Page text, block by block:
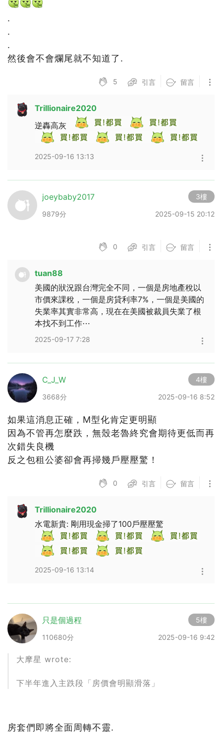
.
.
.
然後會不會爛尾就不知道了.
5 引言 留言
Trillionaire2020
逆轟高灰
2025-09-16 13:13
joeybaby2017
9879分
3樓
2025-09-15 20:12
0 引言 留言
tuan88
美國的狀況跟台灣完全不同，一個是房地產稅以
市價來課稅，一個是房貸利率7%，一個是美國的
失業率其實非常高，現在在美國被裁員失業了根
本找不到工作⋯
2025-09-17 7:28
C_J_W
3668分
4樓
2025-09-16 8:52
如果這消息正確，M型化肯定更明顯
因為不管再怎麼跌，無殼老魯終究會期待更低而再
次錯失良機
反之包租公婆卻會再掃幾戶壓壓驚！
0 引言 留言
Trillionaire2020
水電新貴: 剛用現金掃了100戶壓壓驚
2025-09-16 13:14
只是個過程
110680分
5樓
2025-09-16 9:42
大摩星 wrote:
下半年進入主跌段「房價會明顯滑落」
房套們即將全面周轉不靈.